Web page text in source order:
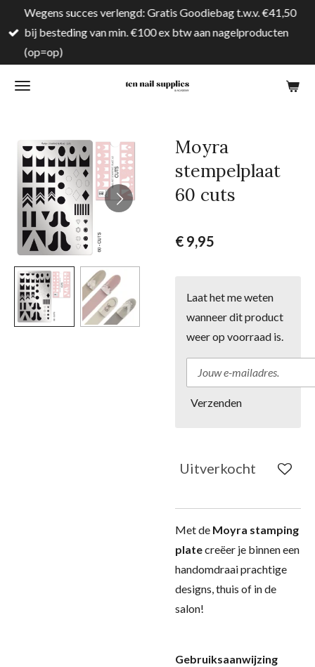
direct
naar
hoofdinhoud
Wegens succes verlengd: Gratis Goodiebag t.w.v. €41,50
bij besteding van min. €100 ex btw aan nagelproducten
(op=op)
Moyra
stempelplaat
60 cuts
€ 9,95
Laat het me weten
wanneer dit product
weer op voorraad is.
Verzenden
Uitverkocht
Met de Moyra stamping
platecreëer je binnen een
handomdraai prachtige
designs, thuis of in de
salon!
Gebruiksaanwijzing